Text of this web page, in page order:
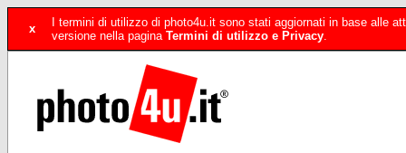
x
I termini di utilizzo di photo4u.it sono stati aggiornati in base alle
versione nella pagina Termini di utilizzo e Privacy.